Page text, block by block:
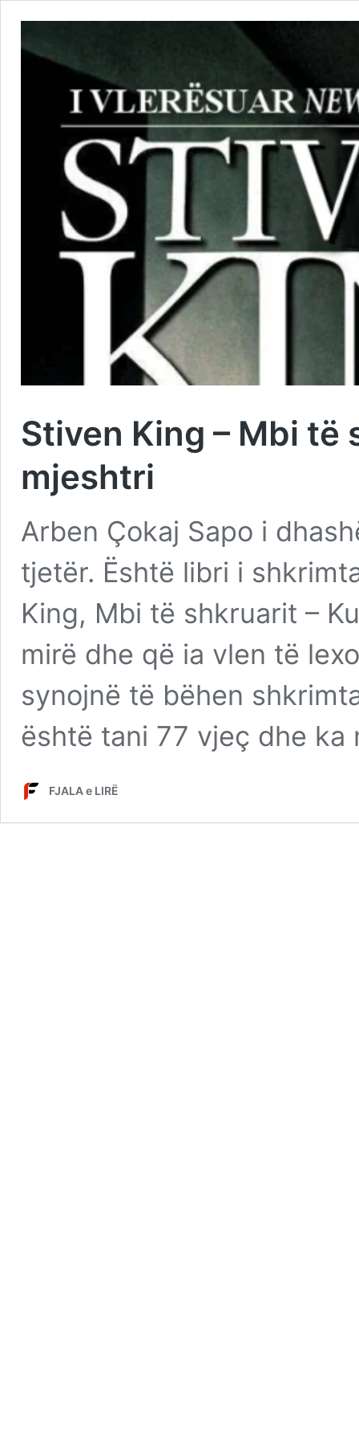
Stiven King – Mbi të
mjeshtri
Arben Çokaj Sapo i
tjetër. Është libri i
King, Mbi të shkruarit –
mirë dhe që ia vlen të
synojnë të bëhen
është tani 77 vjeç dhe
FJALA e LIRË